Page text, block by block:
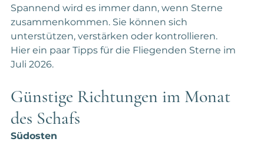
Spannend wird es immer dann, wenn Sterne
zusammenkommen. Sie können sich
unterstützen, verstärken oder kontrollieren.
Hier ein paar Tipps für die Fliegenden Sterne im
Juli 2026.
Günstige Richtungen im Monat
des Schafs
Südosten